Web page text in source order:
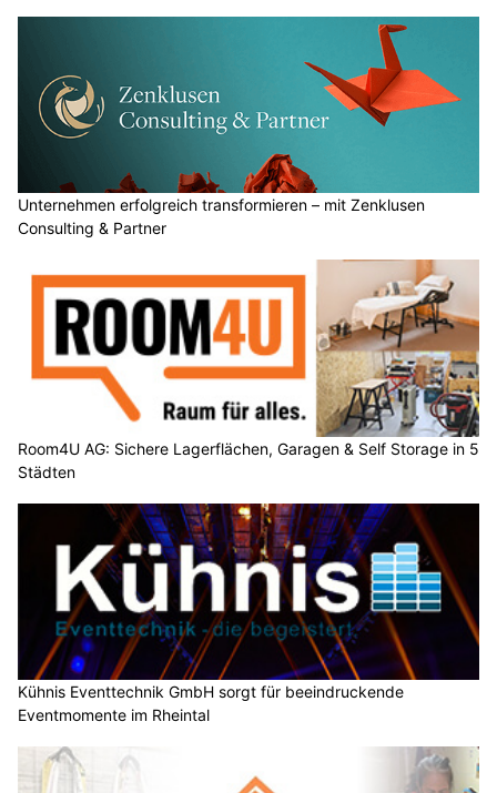
Unternehmen erfolgreich transformieren – mit Zenklusen
Consulting & Partner
Room4U AG: Sichere Lagerflächen, Garagen & Self Storage in 5
Städten
Kühnis Eventtechnik GmbH sorgt für beeindruckende
Eventmomente im Rheintal